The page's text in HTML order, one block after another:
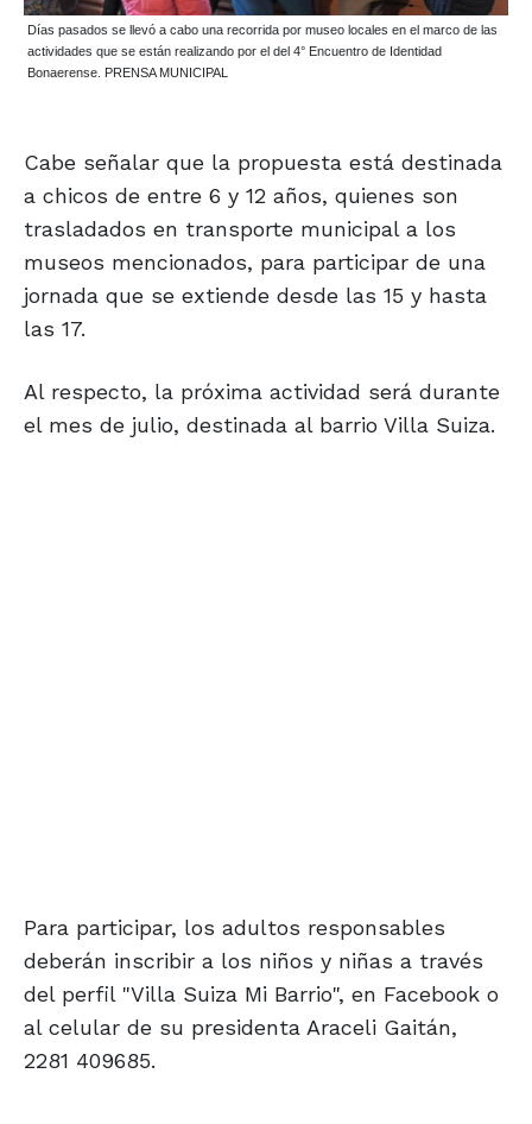
Días pasados se llevó a cabo una recorrida por museo locales en el marco de las
actividades que se están realizando por el del 4° Encuentro de Identidad
Bonaerense. PRENSA MUNICIPAL
Cabe señalar que la propuesta está destinada
a chicos de entre 6 y 12 años, quienes son
trasladados en transporte municipal a los
museos mencionados, para participar de una
jornada que se extiende desde las 15 y hasta
las 17.
Al respecto, la próxima actividad será durante
el mes de julio, destinada al barrio Villa Suiza.
Para participar, los adultos responsables
deberán inscribir a los niños y niñas a través
del perfil "Villa Suiza Mi Barrio", en Facebook o
al celular de su presidenta Araceli Gaitán,
2281 409685.